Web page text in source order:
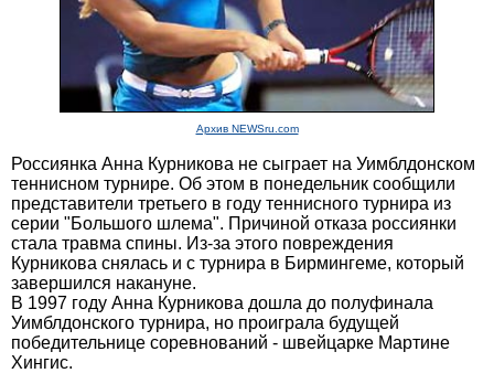
Архив NEWSru.com
Россиянка Анна Курникова не сыграет на Уимблдонском
теннисном турнире. Об этом в понедельник сообщили
представители третьего в году теннисного турнира из
серии "Большого шлема". Причиной отказа россиянки
стала травма спины. Из-за этого повреждения
Курникова снялась и с турнира в Бирмингеме, который
завершился накануне.
В 1997 году Анна Курникова дошла до полуфинала
Уимблдонского турнира, но проиграла будущей
победительнице соревнований - швейцарке Мартине
Хингис.